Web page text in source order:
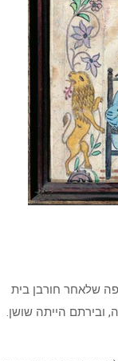
שלאחר חורבן בית
מיבשת אסיה, ובירתם הייתה שושן.